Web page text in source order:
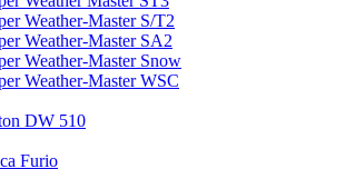
Weather-Master S/T2
Weather-Master SA2
Weather-Master Snow
Weather-Master WSC
DW 510
Furio